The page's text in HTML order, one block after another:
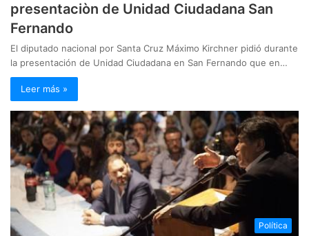
presentaciòn de Unidad Ciudadana San
Fernando
El diputado nacional por Santa Cruz Máximo Kirchner pidió durante
la presentación de Unidad Ciudadana en San Fernando que en…
Leer más »
Política